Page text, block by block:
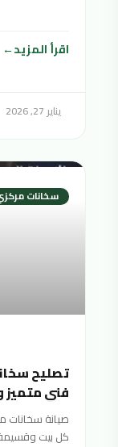
الصحية. شرائح
اقرأ المزيد
يناير 27, 2026
سخانات
فني
صيانة سخانات
كل بيت